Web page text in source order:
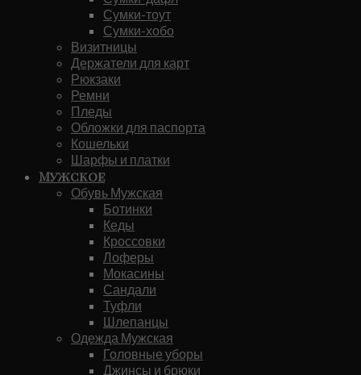
Сумки-тоут
Сумки-хобо
Визитницы
Держатели для карт
Рюкзаки
Ремни
Пледы
Обложки для паспорта
Кошельки
Шарфы и платки
Мужское
Обувь Мужская
Ботинки
Кеды
Кроссовки
Лоферы
Мокасины
Сандали
Туфли
Шлепанцы
Одежда Мужская
Головные уборы
Джинсы и брюки